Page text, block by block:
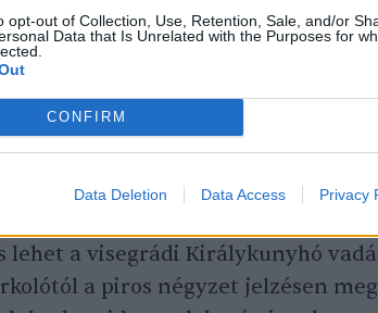
opt-out of Collection, Use, Retention, Sale, and/or
Data that Is Unrelated with the Purposes for
CONFIRM
Data Deletion Data Access Privacy
túrázáshoz
lehet a visegrádi Királykunyhó
a piros négyzet jelzésen